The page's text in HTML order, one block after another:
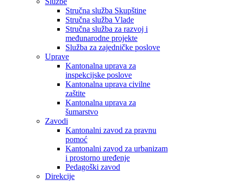
Stručna služba Skupštine
Stručna služba Vlade
Stručna služba za razvoj i
međunarodne projekte
Služba za zajedničke poslove
Uprave
Kantonalna uprava za
inspekcijske poslove
Kantonalna uprava civilne
zaštite
Kantonalna uprava za
šumarstvo
Zavodi
Kantonalni zavod za pravnu
pomoć
Kantonalni zavod za urbanizam
i prostorno uređenje
Pedagoški zavod
Direkcije